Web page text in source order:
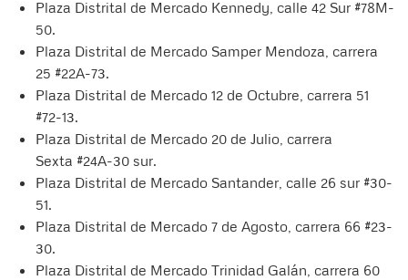
Plaza Distrital de Mercado Kennedy, calle 42 Sur #78M-
50.
Plaza Distrital de Mercado Samper Mendoza, carrera
25 #22A-73.
Plaza Distrital de Mercado 12 de Octubre, carrera 51
#72-13.
Plaza Distrital de Mercado 20 de Julio, carrera
Sexta #24A-30 sur.
Plaza Distrital de Mercado Santander, calle 26 sur #30-
51.
Plaza Distrital de Mercado 7 de Agosto, carrera 66 #23-
30.
Plaza Distrital de Mercado Trinidad Galán, carrera 60